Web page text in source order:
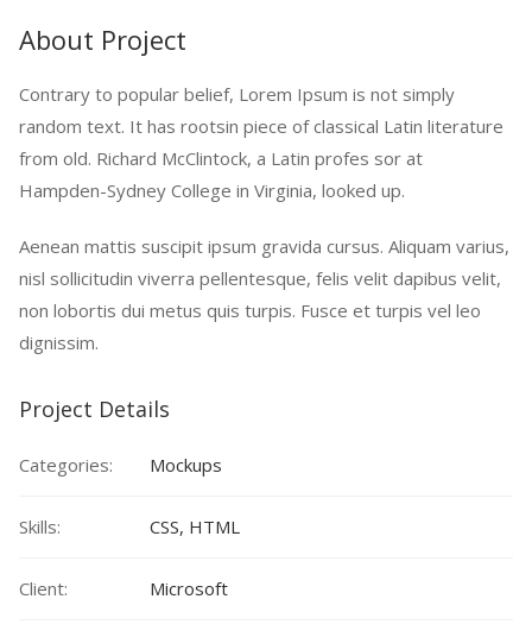
About Project
Contrary to popular belief, Lorem Ipsum is not simply
random text. It has rootsin piece of classical Latin literature
from old. Richard McClintock, a Latin profes sor at
Hampden-Sydney College in Virginia, looked up.
Aenean mattis suscipit ipsum gravida cursus. Aliquam varius,
nisl sollicitudin viverra pellentesque, felis velit dapibus velit,
non lobortis dui metus quis turpis. Fusce et turpis vel leo
dignissim.
Project Details
Categories: Mockups
Skills: CSS, HTML
Client: Microsoft